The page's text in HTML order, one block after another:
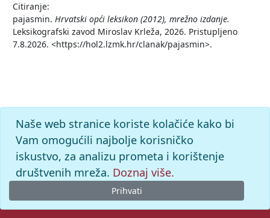
Citiranje:
pajasmin. Hrvatski opći leksikon (2012), mrežno izdanje.
Leksikografski zavod Miroslav Krleža, 2026. Pristupljeno
7.8.2026. <https://hol2.lzmk.hr/clanak/pajasmin>.
Naše web stranice koriste kolačiće kako bi
Vam omogućili najbolje korisničko
iskustvo, za analizu prometa i korištenje
društvenih mreža. Doznaj više.
Prihvati
© 2026. -Leksikografski zavodMiroslav Krleža